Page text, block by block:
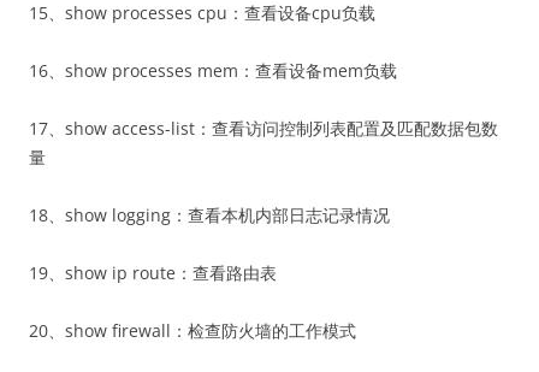
15、show processes cpu：查看设备cpu负载
16、show processes mem：查看设备mem负载
17、show access-list：查看访问控制列表配置及匹配数据包数
量
18、show logging：查看本机内部日志记录情况
19、show ip route：查看路由表
20、show firewall：检查防火墙的工作模式